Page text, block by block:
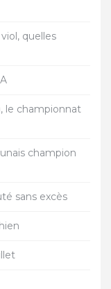
quelles
le championnat
champion
sans excès